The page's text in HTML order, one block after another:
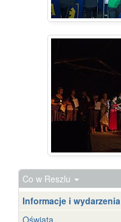
Co w Reszlu
Informacje i wydarzenia
Oświata